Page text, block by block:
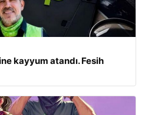
kayyum atandı. Fesih